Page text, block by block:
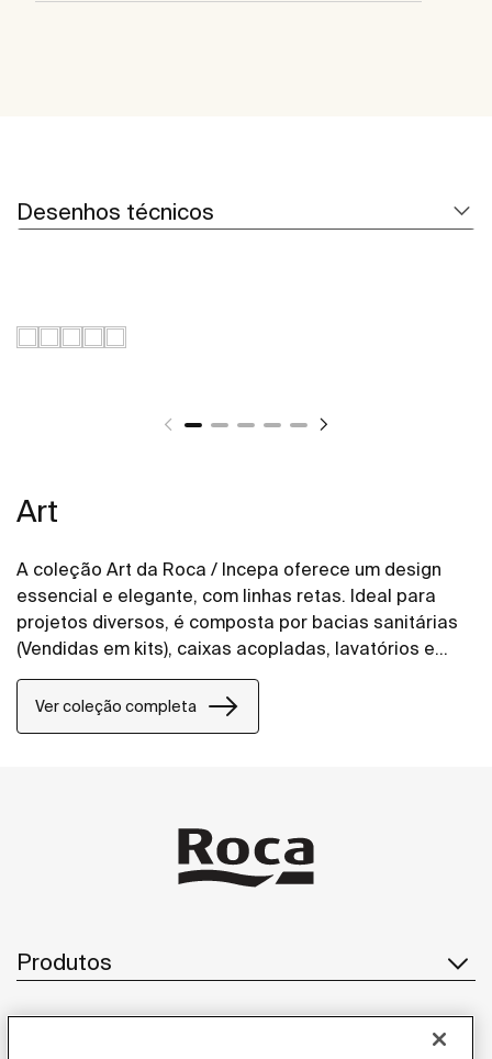
Desenhos técnicos
Art
A coleção Art da Roca / Incepa oferece um design
essencial e elegante, com linhas retas. Ideal para
projetos diversos, é composta por bacias sanitárias
(Vendidas em kits), caixas acopladas, lavatórios e
assentos sanitários. Sua abordagem funcional
garante um visual moderno e adaptável, atendendo
de forma eficaz às necessidades de diferentes
Ver coleção completa
Produtos